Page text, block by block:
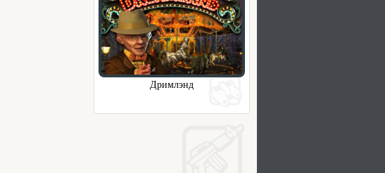
Дримлэнд